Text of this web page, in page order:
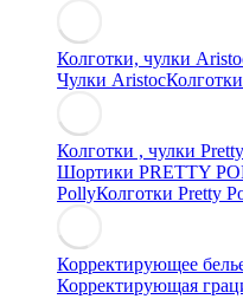
Колготки, чулки
Чулки Aristoc
Колготки , чулки
Шортики PRETTY
PollyКолготки Pretty
Корректирующее
Корректирующая